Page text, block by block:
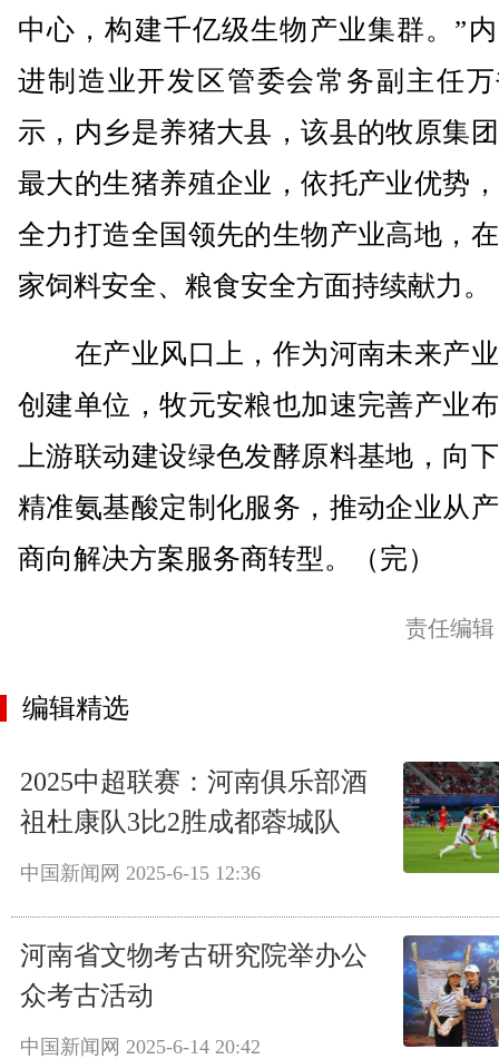
中心，构建千亿级生物产业集群。”
进制造业开发区管委会常务副主任
示，内乡是养猪大县，该县的牧原集
最大的生猪养殖企业，依托产业优势
全力打造全国领先的生物产业高地，
家饲料安全、粮食安全方面持续献力。
在产业风口上，作为河南未来产
创建单位，牧元安粮也加速完善产业
上游联动建设绿色发酵原料基地，向
精准氨基酸定制化服务，推动企业从
商向解决方案服务商转型。（完）
责任编
编辑精选
2025中超联赛：河南俱乐部酒
祖杜康队3比2胜成都蓉城队
中国新闻网 2025-6-15 12:36
河南省文物考古研究院举办公
众考古活动
中国新闻网 2025-6-14 20:42